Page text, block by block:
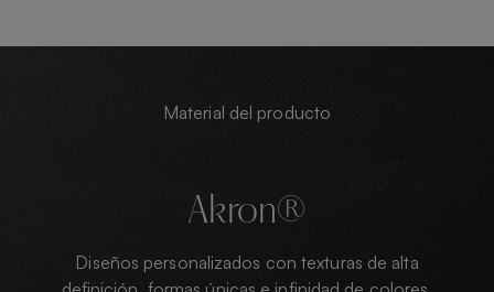
Material del producto
Akron®
Diseños personalizados con texturas de alta